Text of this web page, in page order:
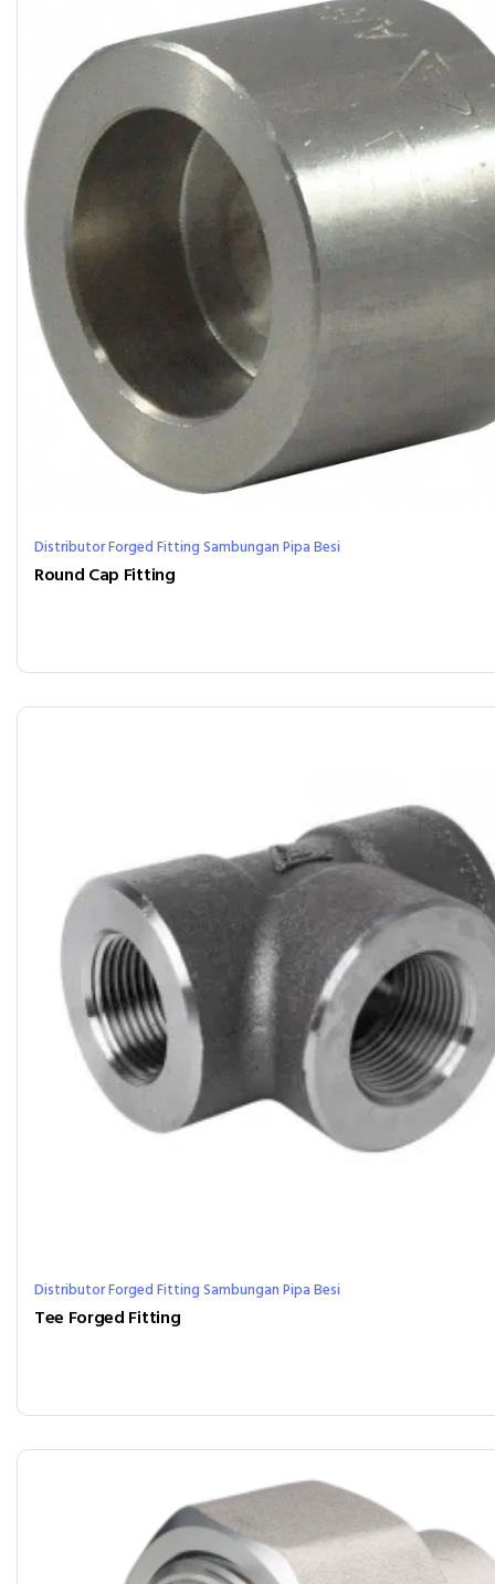
Distributor Forged Fitting Sambungan Pipa Besi
Round Cap Fitting
Distributor Forged Fitting Sambungan Pipa Besi
Tee Forged Fitting